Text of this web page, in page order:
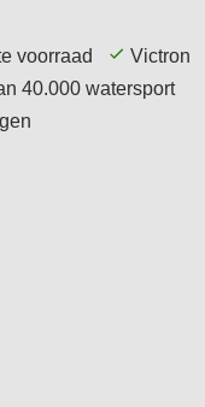
voorraad
Victron
40.000 watersport